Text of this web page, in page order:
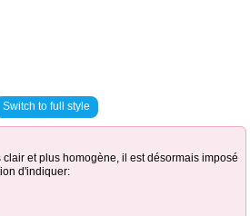
Switch to full style
et plus homogène, il est désormais imposé
d'indiquer: